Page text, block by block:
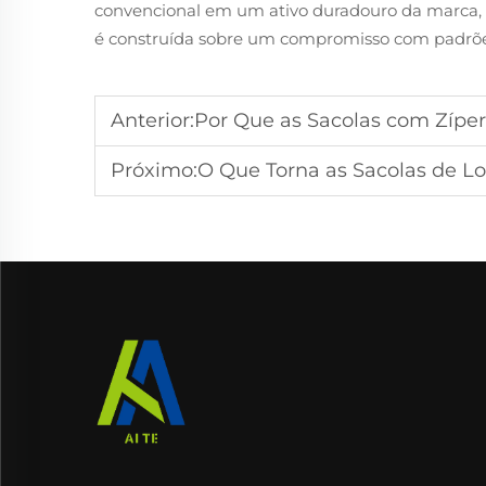
convencional em um ativo duradouro da
é construída sobre um compromisso com
Anterior:Por Que as Sacolas com Zíper
Próximo:O Que Torna as Sacolas de Lona uma